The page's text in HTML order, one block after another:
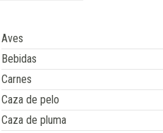
Aves
Bebidas
Carnes
Caza de pelo
Caza de pluma